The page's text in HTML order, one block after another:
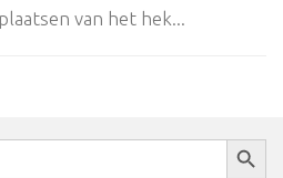
van het hek...